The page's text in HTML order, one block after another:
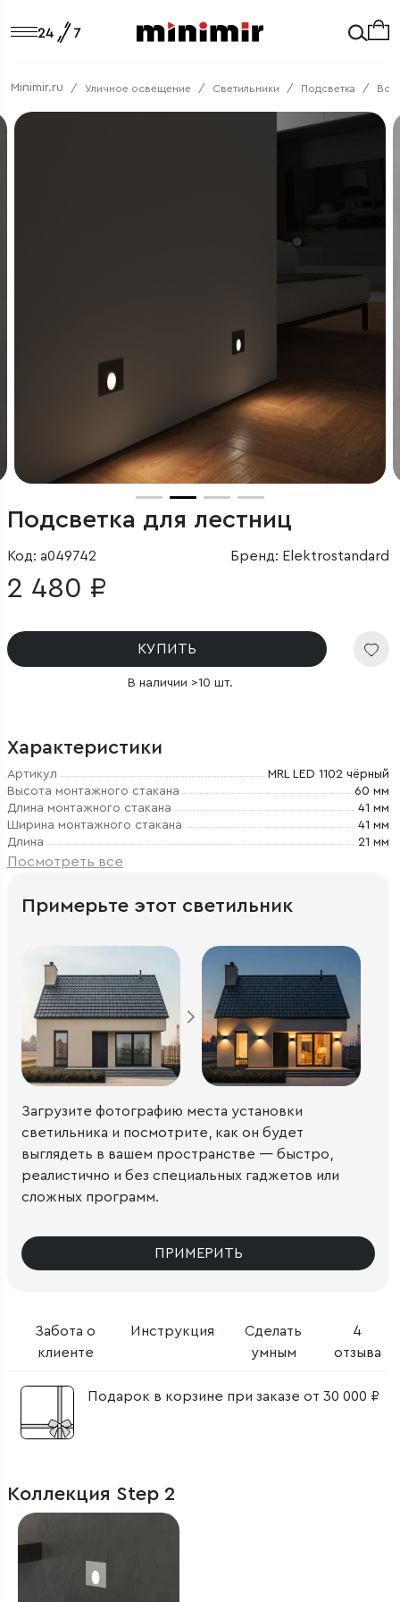
Minimir.ru Уличное освещение Светильники Подсветка
Подсветка для лестниц
Код: a049742 Бренд: Elektrostandard
2 480 ₽
КУПИТЬ
В наличии >10 шт.
Характеристики
Артикул
MRL LED 1102 чёрный
Высота монтажного стакана
60 мм
Длина монтажного стакана
41 мм
Ширина монтажного стакана
41 мм
Длина
21 мм
Посмотреть все
Забота о
клиенте
Инструкция
Сделать
умным
4
отзыва
Подарок в корзине при заказе от 30 000 ₽
Примерьте этот светильник
Загрузите фотографию места установки
светильника и посмотрите, как он будет
выглядеть в вашем пространстве — быстро,
реалистично и без специальных гаджетов или
сложных программ.
ПРИМЕРИТЬ
Коллекция Step 2